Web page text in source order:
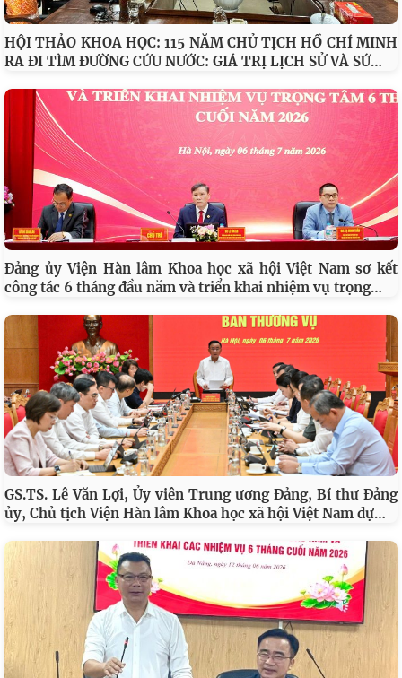
HỘI THẢO KHOA HỌC: 115 NĂM CHỦ TỊCH HỒ CHÍ MINH
RA ĐI TÌM ĐƯỜNG CỨU NƯỚC: GIÁ TRỊ LỊCH SỬ VÀ SỨ…
Đảng ủy Viện Hàn lâm Khoa học xã hội Việt Nam sơ kết
công tác 6 tháng đầu năm và triển khai nhiệm vụ trọng…
GS.TS. Lê Văn Lợi, Ủy viên Trung ương Đảng, Bí thư Đảng
ủy, Chủ tịch Viện Hàn lâm Khoa học xã hội Việt Nam dự…